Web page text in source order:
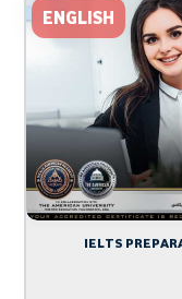
ENGLISH